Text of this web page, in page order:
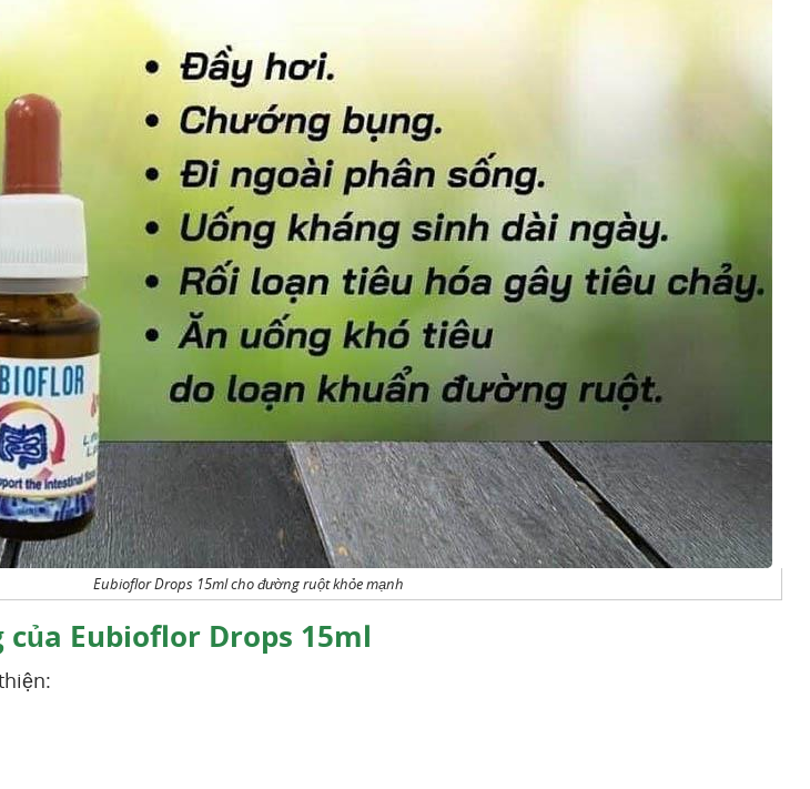
Eubioflor Drops 15ml cho đường ruột khỏe mạnh
Eubioflor Drops 15ml